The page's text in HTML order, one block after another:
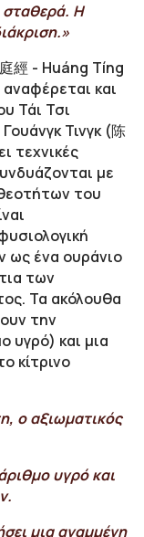
σταθερά. Η
經 - Huáng Tíng
και
Τάι Τσι
Τινγκ (陈
τεχνικές
με
του
ως ένα ουράνιο
των
Τα ακόλουθα
την
υγρό) και μια
κίτρινο
ο αξιωματικός
υγρό και
μια αναμμένη